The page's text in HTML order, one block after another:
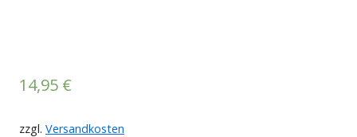
14,95 €
zzgl. Versandkosten